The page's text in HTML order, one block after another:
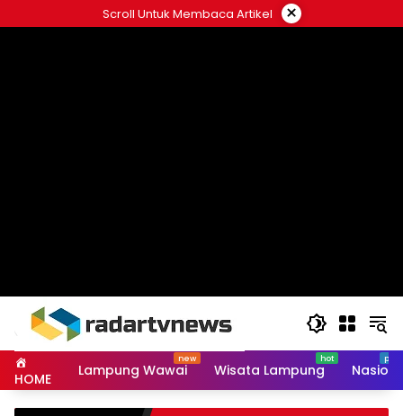
to
Scroll Untuk Membaca Artikel ×
HOME Lampung Wawai Wisata Lampung